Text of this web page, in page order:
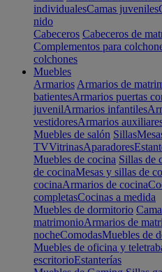
individualesCamas juveniles
nido
Cabeceros Cabeceros de
Complementos para
colchones
Muebles
Armarios Armarios de
batientesArmarios puertas
juvenilArmarios infantiles
vestidoresArmarios
Muebles de salón Sillas
TVVitrinasAparadores
Muebles de cocina Sillas de
de cocinaMesas y sillas de
cocinaArmarios de cocina
completasCocinas a medida
Muebles de dormitorio
matrimonioArmarios de
nocheComodasMuebles de
Muebles de oficina y
escritorioEstanterías